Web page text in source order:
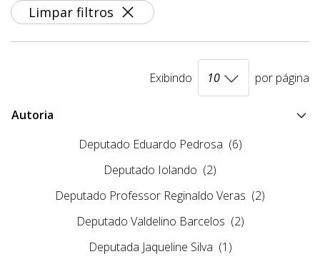
Limpar filtros
Exibindo por página
Autoria
Deputado Eduardo Pedrosa (6)
Deputado Iolando (2)
Deputado Professor Reginaldo Veras (2)
Deputado Valdelino Barcelos (2)
Deputada Jaqueline Silva (1)